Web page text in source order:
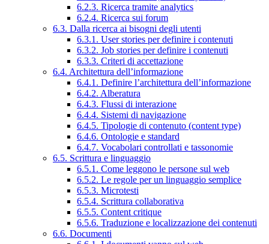
6.2.3. Ricerca tramite analytics
6.2.4. Ricerca sui forum
6.3. Dalla ricerca ai bisogni degli utenti
6.3.1. User stories per definire i contenuti
6.3.2. Job stories per definire i contenuti
6.3.3. Criteri di accettazione
6.4. Architettura dell’informazione
6.4.1. Definire l’architettura dell’informazione
6.4.2. Alberatura
6.4.3. Flussi di interazione
6.4.4. Sistemi di navigazione
6.4.5. Tipologie di contenuto (content type)
6.4.6. Ontologie e standard
6.4.7. Vocabolari controllati e tassonomie
6.5. Scrittura e linguaggio
6.5.1. Come leggono le persone sul web
6.5.2. Le regole per un linguaggio semplice
6.5.3. Microtesti
6.5.4. Scrittura collaborativa
6.5.5. Content critique
6.5.6. Traduzione e localizzazione dei contenuti
6.6. Documenti